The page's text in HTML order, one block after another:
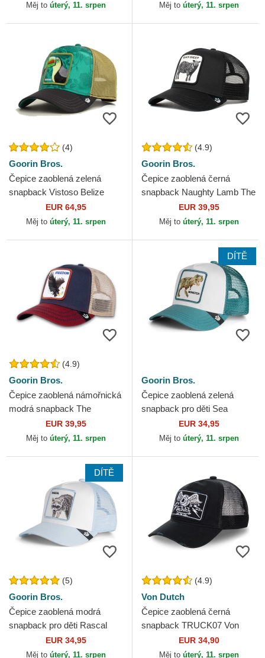
Měj to úterý, 11. srpen Měj to úterý, 11. srpen
(4)
Goorin Bros.
Čepice zaoblená zelená
snapback Vistoso Belize
Toucan The Farm Goorin
Bros.
EUR 64,95
Měj to úterý, 11. srpen
(4.9)
Goorin Bros.
Čepice zaoblená černá
snapback Naughty Lamb The
Farm Goorin Bros.
EUR 39,95
Měj to úterý, 11. srpen
(4.9)
Goorin Bros.
Čepice zaoblená námořnická
modrá snapback The
Freedom Eagle The Farm
Goorin Bros.
EUR 39,95
Měj to úterý, 11. srpen
DÍTĚ
Goorin Bros.
Čepice zaoblená zelená
snapback pro děti Sea
Monster The Farm Goorin
Bros.
EUR 34,95
Měj to úterý, 11. srpen
DÍTĚ
(5)
Goorin Bros.
Čepice zaoblená modrá
snapback pro děti Rascal
Raccoon Mini The Farm
Goorin Bros.
EUR 34,95
Měj to úterý, 11. srpen
(4.9)
Von Dutch
Čepice zaoblená černá
snapback TRUCK07 Von
EUR 34,90
Měj to úterý, 11. srpen